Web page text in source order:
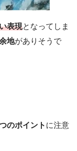
表現となってしま
地がありそうで
のポイント に注意